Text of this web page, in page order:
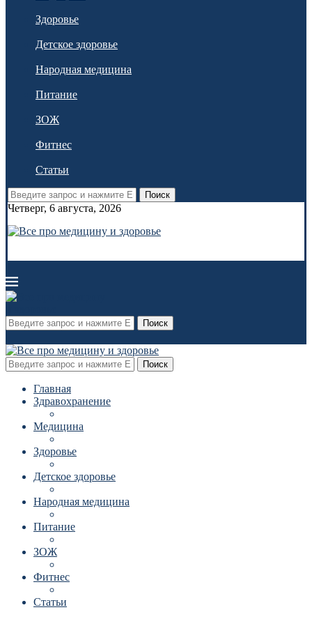
Здоровье
Детское здоровье
Народная медицина
Питание
ЗОЖ
Фитнес
Статьи
Поиск
Четверг, 6 августа, 2026
Поиск
Поиск
Главная
Здравохранение
Медицина
Здоровье
Детское здоровье
Народная медицина
Питание
ЗОЖ
Фитнес
Статьи